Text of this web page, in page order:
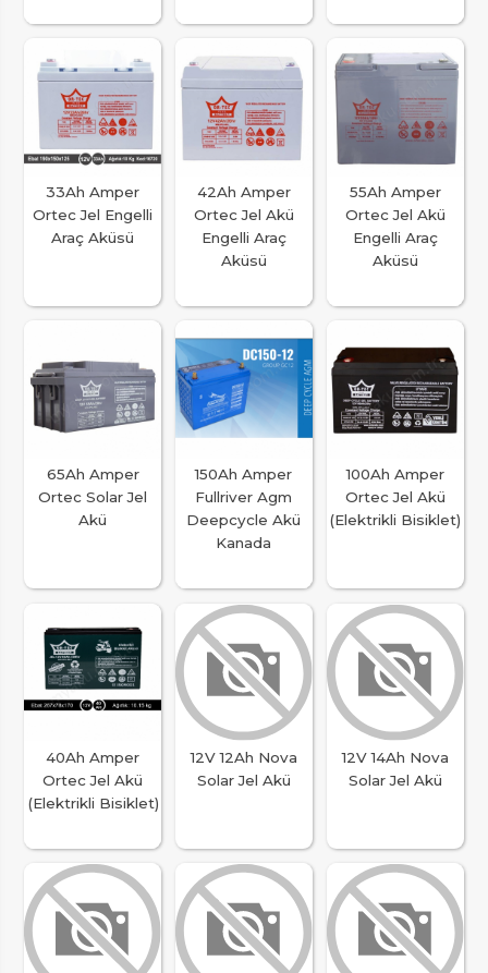
33Ah Amper
Ortec Jel Engelli
Araç Aküsü
42Ah Amper
Ortec Jel Akü
Engelli Araç
Aküsü
55Ah Amper
Ortec Jel Akü
Engelli Araç
Aküsü
65Ah Amper
Ortec Solar Jel
Akü
150Ah Amper
Fullriver Agm
Deepcycle Akü
Kanada
100Ah Amper
Ortec Jel Akü
(Elektrikli Bisiklet)
40Ah Amper
Ortec Jel Akü
(Elektrikli Bisiklet)
12V 12Ah Nova
Solar Jel Akü
12V 14Ah Nova
Solar Jel Akü